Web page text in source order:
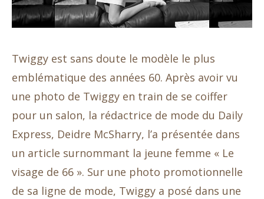
Twiggy est sans doute le modèle le plus
emblématique des années 60. Après avoir vu
une photo de Twiggy en train de se coiffer
pour un salon, la rédactrice de mode du Daily
Express, Deidre McSharry, l’a présentée dans
un article surnommant la jeune femme « Le
visage de 66 ». Sur une photo promotionnelle
de sa ligne de mode, Twiggy a posé dans une